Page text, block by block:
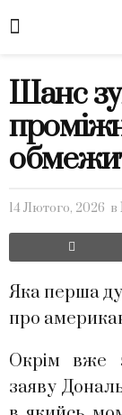
Шанс
14 Лютого, 2026 в
Яка перша
про
Окрім вже
заяву